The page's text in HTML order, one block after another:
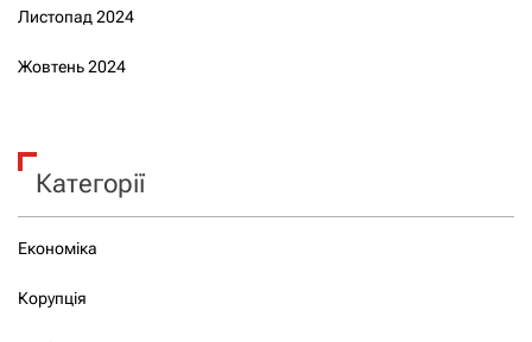
Листопад 2024
Жовтень 2024
Категорії
Економіка
Корупція